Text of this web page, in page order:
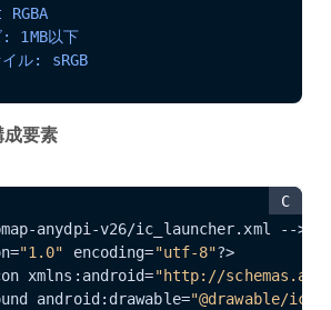
: 1MB以下
イル: sRGB
成要素
C
anydpi-v26/ic_launcher.xml -->
"1.0" encoding="utf-8"?>
xmlns:android="http://
android:drawable=
"@drawable/